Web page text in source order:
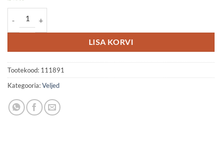
LISA KORVI
Tootekood: 111891
Kategooria:Veljed